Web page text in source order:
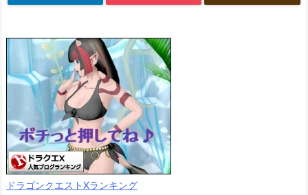
ドラゴンクエストXランキング